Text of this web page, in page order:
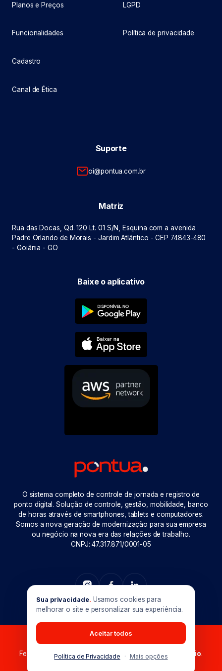
Planos e Preços
Funcionalidades
Cadastro
Canal de Ética
LGPD
Política de privacidade
Suporte
oi@pontua.com.br
Matriz
Rua das Docas, Qd. 120 Lt. 01 S/N, Esquina com a avenida
Padre Orlando de Morais - Jardim Atlântico - CEP 74843-480
- Goiânia - GO
Baixe o aplicativo
O sistema completo de controle de jornada e registro de
ponto digital. Solução de controle, gestão, mobilidade, banco
de horas através de smartphones, tablets e computadores.
Somos a nova geração de modernização para sua empresa
ou negócio na nova era das relações de trabalho.
CNPJ: 47.317.871/0001-05
Pontua © 2026. Todos os direitos reservados.
Feito com muito
em Goiânia-GO. Produzido por Maxio.
Sua privacidade. Usamos cookies para
melhorar o site e personalizar sua experiência.
Aceitar todos
Política de Privacidade · Mais opções